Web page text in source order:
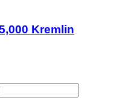
Kremlin